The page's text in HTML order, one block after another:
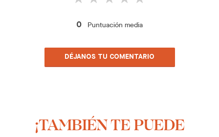
0 Puntuación media
DÉJANOS TU COMENTARIO
¡TAMBIÉN TE PUEDE